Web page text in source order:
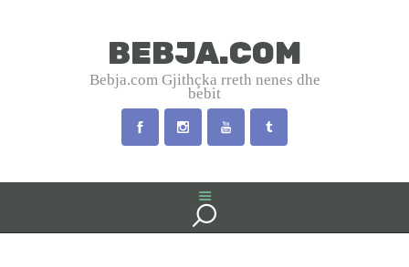
BEBJA.COM
Bebja.com Gjithçka rreth nenes dhe
bebit
BEBJA.COM
Bebja.com Gjithçka rreth nenes dhe bebit
SHTATZANIA